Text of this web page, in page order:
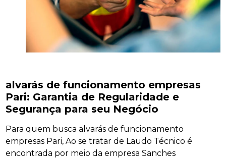
alvarás de funcionamento empresas
Pari: Garantia de Regularidade e
Segurança para seu Negócio
Para quem busca alvarás de funcionamento
empresas Pari, Ao se tratar de Laudo Técnico é
encontrada por meio da empresa Sanches